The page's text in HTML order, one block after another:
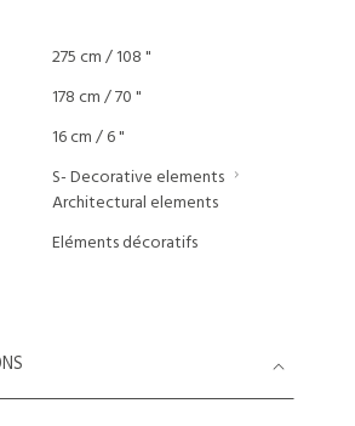
275 cm / 108 "
178 cm / 70 "
16 cm / 6 "
S- Decorative elements
Architectural elements
Eléments décoratifs